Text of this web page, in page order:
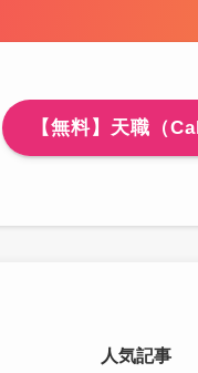
【無料】天職（
人気記事